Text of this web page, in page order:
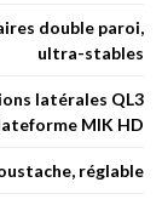
double paroi,
ultra-stables
latérales QL3
MIK HD
réglable